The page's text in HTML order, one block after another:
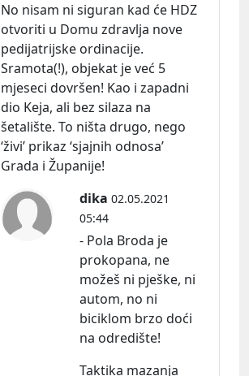
No nisam ni siguran kad će HDZ
otvoriti u Domu zdravlja nove
pedijatrijske ordinacije.
Sramota(!), objekat je već 5
mjeseci dovršen! Kao i zapadni
dio Keja, ali bez silaza na
šetalište. To ništa drugo, nego
‘živi’ prikaz ‘sjajnih odnosa’
Grada i Županije!
dika 02.05.2021
05:44
- Pola Broda je
prokopana, ne
možeš ni pješke, ni
autom, no ni
biciklom brzo doći
na odredište!
Taktika mazanja